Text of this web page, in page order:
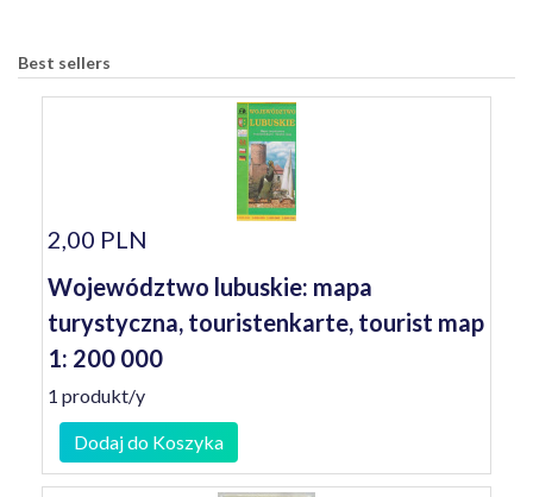
Best sellers
2,00 PLN
Województwo lubuskie: mapa
turystyczna, touristenkarte, tourist map
1: 200 000
1 produkt/y
Dodaj do Koszyka